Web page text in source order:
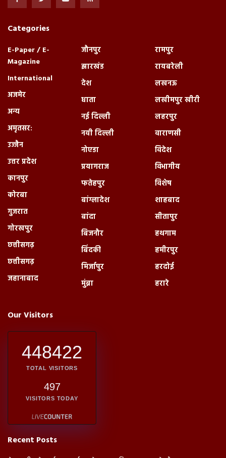
Categories
E-Paper / E-
Magazine
International
अजमेर
अन्य
अमृतसर:
उज्जैन
उत्तर प्रदेश
कानपुर
कोरबा
गुजरात
गोरखपुर
छत्तीसगढ़
छत्तीसगढ़
जहानाबाद
जौनपुर
झारखंड
देश
धाता
नई दिल्ली
नयी दिल्ली
नोएडा
प्रयागराज
फतेहपुर
बांग्लादेश
बांदा
बिजनौर
बिंदकी
मिर्जापुर
मुंब्रा
रामपुर
रायबरेली
लखनऊ
लखीमपुर खीरी
लहरपुर
वाराणसी
विदेश
विभागीय
विशेष
शाहबाद
सीतापुर
हथगाम
हमीरपुर
हरदोई
हरारे
Our Visitors
448422
TOTAL VISITORS
497
VISITORS TODAY
Recent Posts